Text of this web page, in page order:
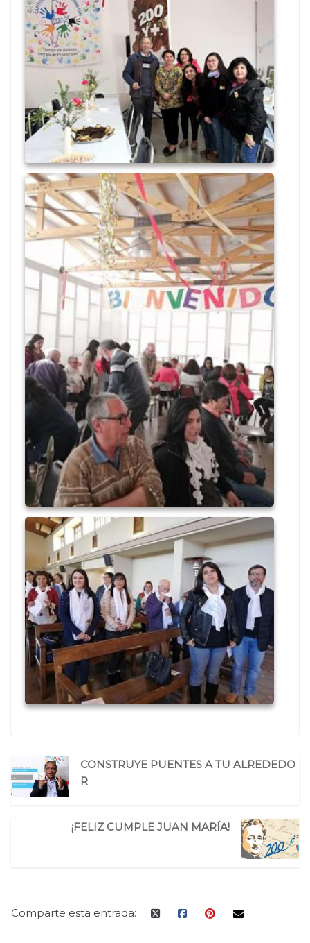
CONSTRUYE PUENTES A TU ALREDEDO
R
¡FELIZ CUMPLE JUAN MARÍA!
Comparte esta entrada: